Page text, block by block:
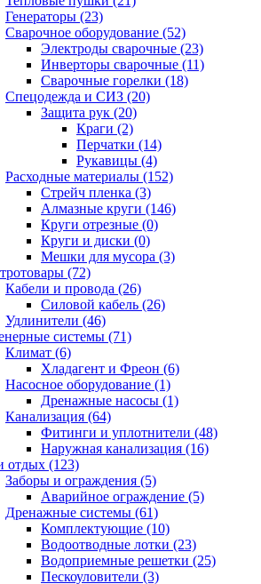
Генераторы (23)
Сварочное оборудование (52)
Электроды сварочные (23)
Инверторы сварочные (11)
Сварочные горелки (18)
Спецодежда и СИЗ (20)
Защита рук (20)
Краги (2)
Перчатки (14)
Рукавицы (4)
Расходные материалы (152)
Стрейч пленка (3)
Алмазные круги (146)
Круги отрезные (0)
Круги и диски (0)
Мешки для мусора (3)
(72)
Кабели и провода (26)
Силовой кабель (26)
Удлинители (46)
системы (71)
Климат (6)
Хладагент и Фреон (6)
Насосное оборудование (1)
Дренажные насосы (1)
Канализация (64)
Фитинги и уплотнители (48)
Наружная канализация (16)
отдых (123)
Заборы и ограждения (5)
Аварийное ограждение (5)
Дренажные системы (61)
Комплектующие (10)
Водоотводные лотки (23)
Водоприемные решетки (25)
Пескоуловители (3)